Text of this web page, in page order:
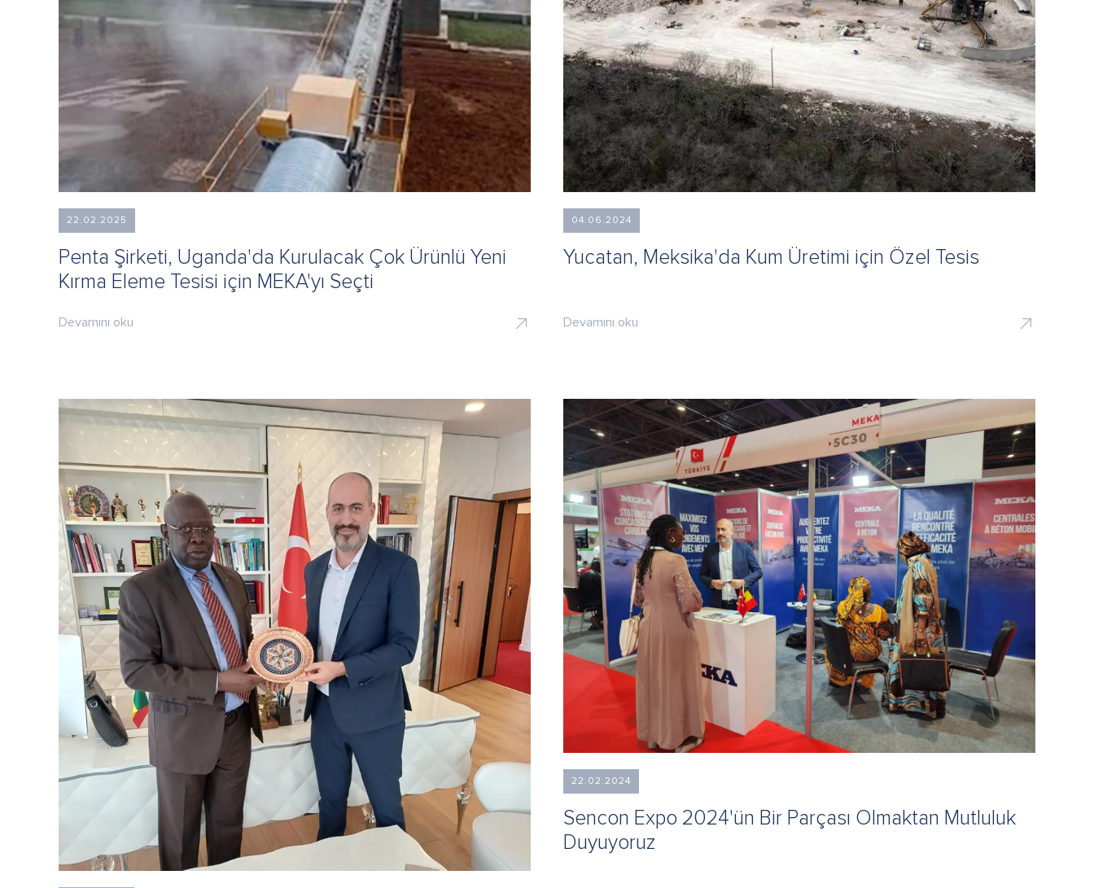
22.02.2025
Penta Şirketi, Uganda'da Kurulacak Çok Ürünlü Yeni
Kırma Eleme Tesisi için MEKA'yı Seçti
Devamını oku
04.06.2024
Yucatan, Meksika'da Kum Üretimi için Özel Tesis
Devamını oku
22.02.2024
Sencon Expo 2024'ün Bir Parçası Olmaktan Mutluluk
Duyuyoruz